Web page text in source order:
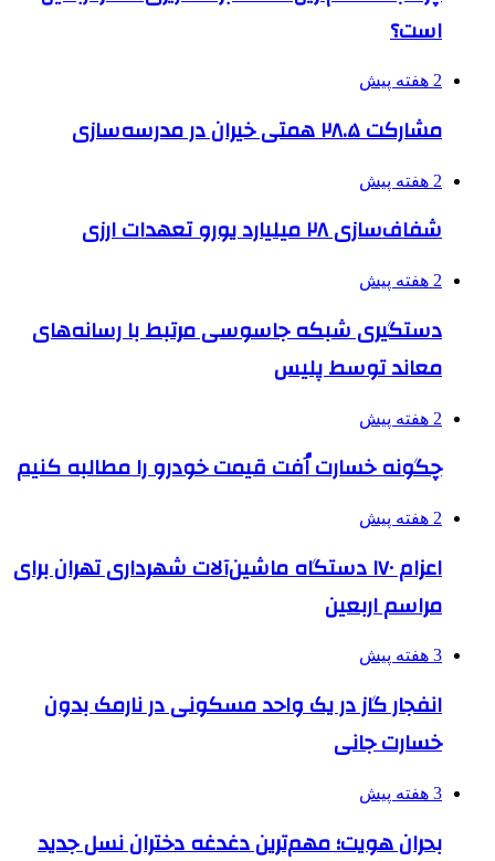
است؟
2 هفته پیش
مشارکت ۲۸.۵ همتی خیران در مدرسه‌سازی
2 هفته پیش
شفاف‌سازی ۲۸ میلیارد یورو تعهدات ارزی
2 هفته پیش
دستگیری شبکه جاسوسی مرتبط با رسانه‌های
معاند توسط پلیس
2 هفته پیش
چگونه خسارت اُفت قیمت خودرو را مطالبه کنیم
2 هفته پیش
اعزام ۱۷۰ دستگاه ماشین‌آلات شهرداری تهران برای
مراسم اربعین
3 هفته پیش
انفجار گاز در یک واحد مسکونی در نارمک بدون
خسارت جانی
3 هفته پیش
بحران هویت؛ مهم‌ترین دغدغه دختران نسل جدید